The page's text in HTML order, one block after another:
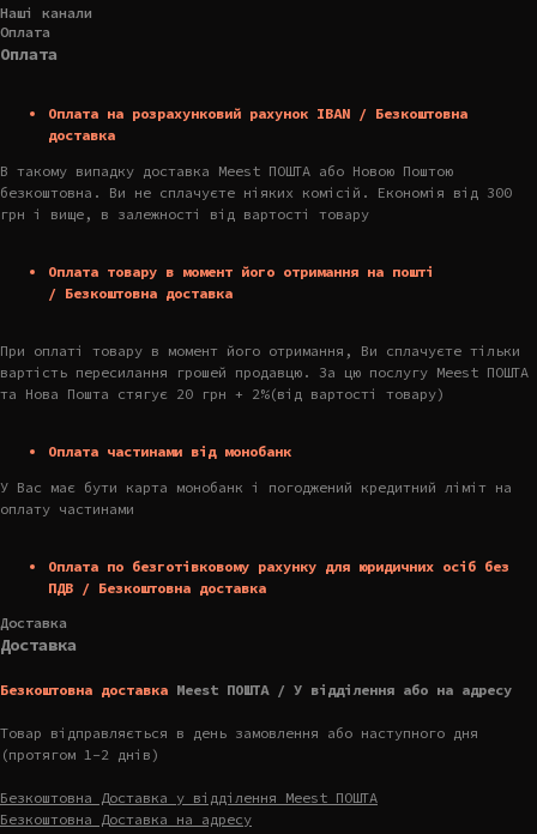
Наші канали
Оплата
Оплата
Оплата на розрахунковий рахунок IBAN / Безкоштовна
доставка
В такому випадку доставка Meest ПОШТА або Новою Поштою
безкоштовна. Ви не сплачуєте ніяких комісій. Економія від 300
грн і вище, в залежності від вартості товару
Оплата товару в момент його отримання на пошті
/ Безкоштовна доставка
При оплаті товару в момент його отримання, Ви сплачуєте тільки
вартість пересилання грошей продавцю. За цю послугу Meest ПОШТА
та Нова Пошта стягує 20 грн + 2%(від вартості товару)
Оплата частинами від монобанк
У Вас має бути карта монобанк і погоджений кредитний ліміт на
оплату частинами
Оплата по безготівковому рахунку для юридичних осіб без
ПДВ / Безкоштовна доставка
Доставка
Доставка
Безкоштовна доставка Meest ПОШТА / У відділення або на адресу
Товар відправляється в день замовлення або наступного дня
(протягом 1-2 днів)
Безкоштовна Доставка у відділення Meest ПОШТА
Безкоштовна Доставка на адресу